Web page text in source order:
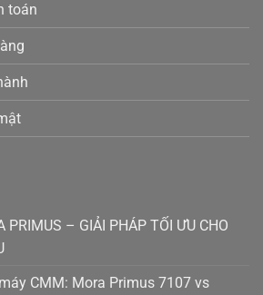
toán
PRIMUS – GIẢI PHÁP TỐI ƯU CHO
CMM: Mora Primus 7107 vs